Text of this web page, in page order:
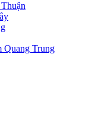
Quang Trung